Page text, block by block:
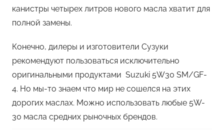
канистры четырех литров нового масла хватит для
полной замены.
Конечно, дилеры и изготовители Сузуки
рекомендуют пользоваться исключительно
оригинальными продуктами Suzuki 5W30 SM/GF-
4. Но мы-то знаем что мир не сошелся на этих
дорогих маслах. Можно использовать любые 5W-
30 масла средних рыночных брендов.